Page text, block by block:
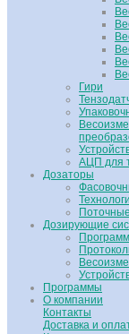
Гири
АЦП для
Дозаторы
Поточные
Дозирующие
Программы
О компании
Контакты
Доставка и